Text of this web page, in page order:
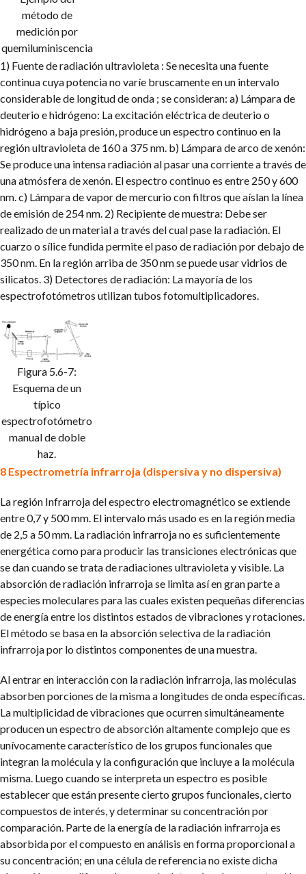
método de
medición por
quemiluminiscencia
1) Fuente de radiación ultravioleta : Se necesita una fuente
continua cuya potencia no varíe bruscamente en un intervalo
considerable de longitud de onda ; se consideran: a) Lámpara de
deuterio e hidrógeno: La excitación eléctrica de deuterio o
hidrógeno a baja presión, produce un espectro continuo en la
región ultravioleta de 160 a 375 nm. b) Lámpara de arco de xenón:
Se produce una intensa radiación al pasar una corriente a través de
una atmósfera de xenón. El espectro continuo es entre 250 y 600
nm.c) Lámpara de vapor de mercurio con filtros que aíslan la línea
de emisión de 254 nm. 2) Recipiente de muestra: Debe ser
realizado de un material a través del cual pase la radiación. El
cuarzo o sílice fundida permite el paso de radiación por debajo de
350 nm. En la región arriba de 350 nm se puede usar vidrios de
silicatos. 3) Detectores de radiación: La mayoría de los
espectrofotómetros utilizan tubos fotomultiplicadores.
Figura 5.6-7:
Esquema de un
típico
espectrofotómetro
manual de doble
haz.
8 Espectrometría infrarroja (dispersiva y no dispersiva)
La región Infrarroja del espectro electromagnético se extiende
entre 0,7 y 500 mm. El intervalo más usado es en la región media
de 2,5 a 50 mm. La radiación infrarroja no es suficientemente
energética como para producir las transiciones electrónicas que
se dan cuando se trata de radiaciones ultravioleta y visible. La
absorción de radiación infrarroja se limita así en gran parte a
especies moleculares para las cuales existen pequeñas diferencias
de energía entre los distintos estados de vibraciones y rotaciones.
El método se basa en la absorción selectiva de la radiación
infrarroja por lo distintos componentes de una muestra.
Al entrar en interacción con la radiación infrarroja, las moléculas
absorben porciones de la misma a longitudes de onda específicas.
La multiplicidad de vibraciones que ocurren simultáneamente
producen un espectro de absorción altamente complejo que es
unívocamente característico de los grupos funcionales que
integran la molécula y la configuración que incluye a la molécula
misma. Luego cuando se interpreta un espectro es posible
establecer que están presente cierto grupos funcionales, cierto
compuestos de interés, y determinar su concentración por
comparación. Parte de la energía de la radiación infrarroja es
absorbida por el compuesto en análisis en forma proporcional a
su concentración; en una célula de referencia no existe dicha